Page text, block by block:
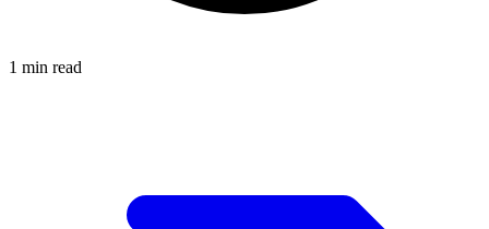
1 min read